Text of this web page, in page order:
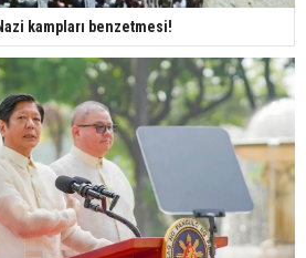
kampları benzetmesi!